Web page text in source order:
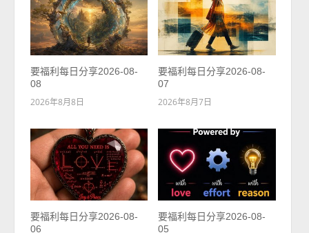
要福利每日分享2026-08-
08
2026年8月8日
要福利每日分享2026-08-
07
2026年8月7日
要福利每日分享2026-08-
06
要福利每日分享2026-08-
05